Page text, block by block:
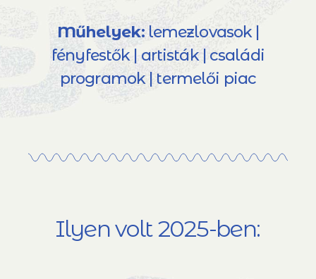
Műhelyek:lemezlovasok |
fényfestők | artisták | családi
programok | termelői piac
Ilyen volt 2025-ben: